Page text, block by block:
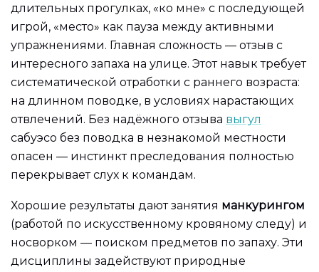
длительных прогулках, «ко мне» с последующей
игрой, «место» как пауза между активными
упражнениями. Главная сложность — отзыв с
интересного запаха на улице. Этот навык требует
систематической отработки с раннего возраста:
на длинном поводке, в условиях нарастающих
отвлечений. Без надёжного отзыва выгул
сабуэсо без поводка в незнакомой местности
опасен — инстинкт преследования полностью
перекрывает слух к командам.
Хорошие результаты дают занятия манкурингом
(работой по искусственному кровяному следу) и
носворком — поиском предметов по запаху. Эти
дисциплины задействуют природные